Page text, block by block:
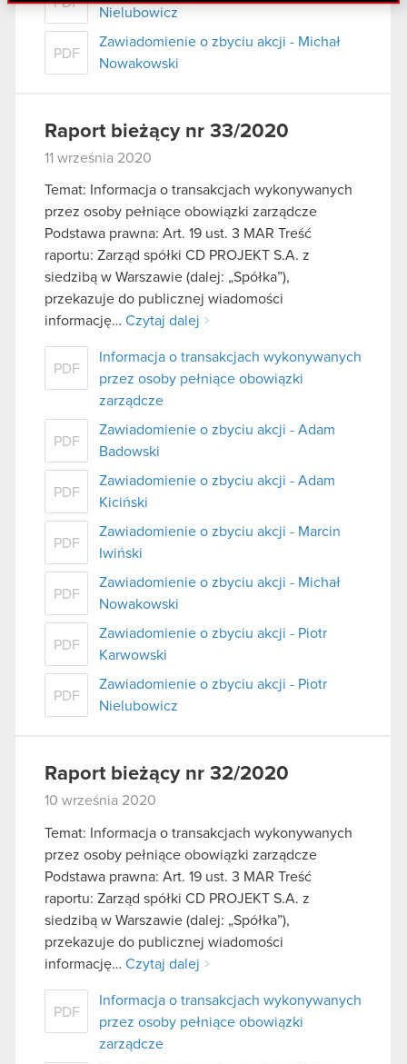
danymi otrzymanymi od Ciebie lub uzyskanymi
podczas korzystania z ich usług. Kontynuując
korzystanie z naszej witryny, zgadasz się na
używanie plików cookie.
Nielubowicz
PDF
Zawiadomienie o zbyciu akcji - Michał
Nowakowski
Raport bieżący nr 33/2020
11 września 2020
Temat: Informacja o transakcjach wykonywanych
przez osoby pełniące obowiązki zarządcze
Podstawa prawna: Art. 19 ust. 3 MAR Treść
raportu: Zarząd spółki CD PROJEKT S.A. z
siedzibą w Warszawie (dalej: „Spółka”),
przekazuje do publicznej wiadomości
informację… Czytaj dalej
PDF
Informacja o transakcjach wykonywanych
przez osoby pełniące obowiązki
zarządcze
PDF
Zawiadomienie o zbyciu akcji - Adam
Badowski
PDF
Zawiadomienie o zbyciu akcji - Adam
Kiciński
PDF
Zawiadomienie o zbyciu akcji - Marcin
Iwiński
PDF
Zawiadomienie o zbyciu akcji - Michał
Nowakowski
PDF
Zawiadomienie o zbyciu akcji - Piotr
Karwowski
PDF
Zawiadomienie o zbyciu akcji - Piotr
Nielubowicz
Raport bieżący nr 32/2020
10 września 2020
Temat: Informacja o transakcjach wykonywanych
przez osoby pełniące obowiązki zarządcze
Podstawa prawna: Art. 19 ust. 3 MAR Treść
raportu: Zarząd spółki CD PROJEKT S.A. z
siedzibą w Warszawie (dalej: „Spółka”),
przekazuje do publicznej wiadomości
informację… Czytaj dalej
PDF
Informacja o transakcjach wykonywanych
przez osoby pełniące obowiązki
zarządcze